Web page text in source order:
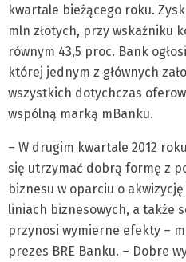
kwartale bieżącego roku.
mln złotych, przy wskaźniku
równym 43,5 proc. Bank
której jednym z głównych
wszystkich dotychczas
wspólną marką mBanku.
– W drugim kwartale 2012
się utrzymać dobrą formę z
biznesu w oparciu o
liniach biznesowych, a także
przynosi wymierne efekty –
prezes BRE Banku. – Dobre